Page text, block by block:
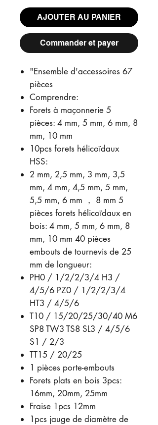
AJOUTER AU PANIER
Commander et payer
"Ensemble d'accessoires 67
pièces
Comprendre:
Forets à maçonnerie 5
pièces: 4 mm, 5 mm, 6 mm, 8
mm, 10 mm
10pcs forets hélicoïdaux
HSS:
2 mm, 2,5 mm, 3 mm, 3,5
mm, 4 mm, 4,5 mm, 5 mm,
5,5 mm, 6 mm ， 8 mm 5
pièces forets hélicoïdaux en
bois: 4 mm, 5 mm, 6 mm, 8
mm, 10 mm 40 pièces
embouts de tournevis de 25
mm de longueur:
PH0 / 1/2/2/3/4 H3 /
4/5/6 PZ0 / 1/2/2/3/4
HT3 / 4/5/6
T10 / 15/20/25/30/40 M6
SP8 TW3 TS8 SL3 / 4/5/6
S1 / 2/3
TT15 / 20/25
1 pièces porte-embouts
Forets plats en bois 3pcs:
16mm, 20mm, 25mm
Fraise 1pcs 12mm
1pcs jauge de diamètre de